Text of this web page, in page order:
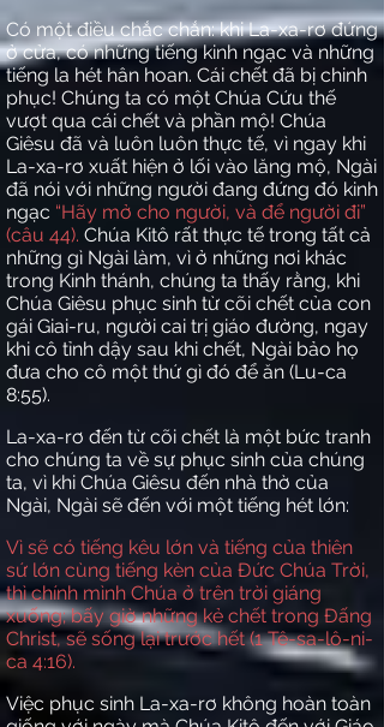
Có một điều chắc chắn: khi La-xa-rơ đứng
ở cửa, có những tiếng kinh ngạc và những
tiếng la hét hân hoan. Cái chết đã bị chinh
phục! Chúng ta có một Chúa Cứu thế
vượt qua cái chết và phần mộ! Chúa
Giêsu đã và luôn luôn thực tế, vì ngay khi
La-xa-rơ xuất hiện ở lối vào lăng mộ, Ngài
đã nói với những người đang đứng đó kinh
ngạc “Hãy mở cho người, và để người đi”
(câu 44). Chúa Kitô rất thực tế trong tất cả
những gì Ngài làm, vì ở những nơi khác
trong Kinh thánh, chúng ta thấy rằng, khi
Chúa Giêsu phục sinh từ cõi chết của con
gái Giai-ru, người cai trị giáo đường, ngay
khi cô tỉnh dậy sau khi chết, Ngài bảo họ
đưa cho cô một thứ gì đó để ăn (Lu-ca
8:55).
La-xa-rơ đến từ cõi chết là một bức tranh
cho chúng ta về sự phục sinh của chúng
ta, vì khi Chúa Giêsu đến nhà thờ của
Ngài, Ngài sẽ đến với một tiếng hét lớn:
Vì sẽ có tiếng kêu lớn và tiếng của thiên
sứ lớn cùng tiếng kèn của Đức Chúa Trời,
thì chính mình Chúa ở trên trời giáng
xuống; bấy giờ những kẻ chết trong Đấng
Christ, sẽ sống lại trước hết (1 Tê-sa-lô-ni-
ca 4:16).
Việc phục sinh La-xa-rơ không hoàn toàn